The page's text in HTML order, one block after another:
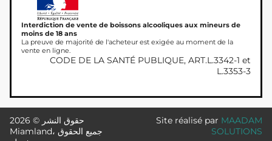
Interdiction de vente de boissons alcooliques aux mineurs de
moins de 18 ans
La preuve de majorité de l'acheteur est exigée au moment de la
vente en ligne.
CODE DE LA SANTÉ PUBLIQUE, ART.L.3342-1 et
L.3353-3
حقوق النشر © 2026
Miamland، جميع الحقوق
Site réalisé par MAADAM
SOLUTIONS